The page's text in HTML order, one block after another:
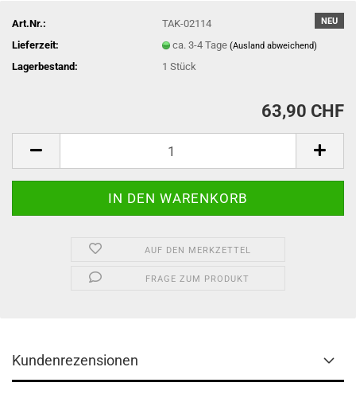
NEU
Art.Nr.:
TAK-02114
Lieferzeit:
ca. 3-4 Tage(Ausland abweichend)
Lagerbestand: 1Stück
63,90 CHF
AUF DEN MERKZETTEL
FRAGE ZUM PRODUKT
Kundenrezensionen